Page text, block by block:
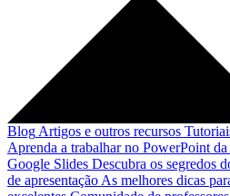
Blog Artigos e outros recursos
Aprenda a trabalhar no PowerPoint
Google Slides Descubra os segredos
de apresentação As melhores dicas